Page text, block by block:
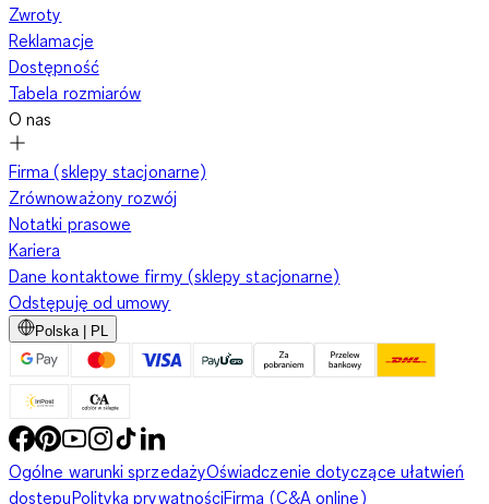
Zwroty
Reklamacje
Dostępność
Tabela rozmiarów
O nas
Firma (sklepy stacjonarne)
Zrównoważony rozwój
Notatki prasowe
Kariera
Dane kontaktowe firmy (sklepy stacjonarne)
Odstępuję od umowy
Polska | PL
Ogólne warunki sprzedażyOświadczenie dotyczące ułatwień
dostępuPolityka prywatnościFirma (C&A online)